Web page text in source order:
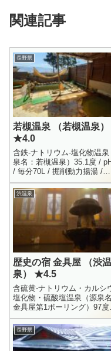
関連記事
長野県
若槻温泉 （若槻温泉）
★4.0
含鉄-ナトリウム-塩化物温泉
泉名：若槻温泉）35.1度 /
/ 毎分70L / 掘削動力揚湯 /
R7.6.2Li+ = 0.2 / Na+ =
K+...
渋温泉
歴史の宿 金具屋 （渋温
泉） ★4.5
含硫黄-ナトリウム・カルシ
塩化物・硫酸塩温泉（源泉名
金具屋第1ボーリング）97度
/pH8.1 / 掘削自噴 / 毎分
H30.9.26Li+ = 1.0 /...
長野県